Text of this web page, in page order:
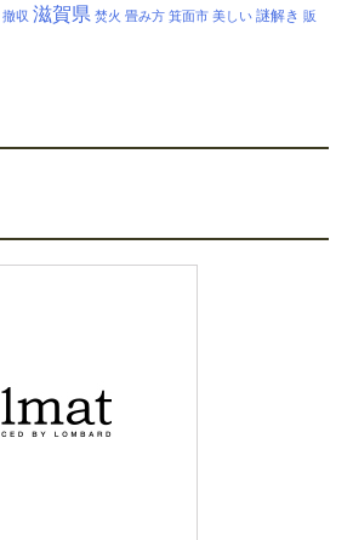
撤収 滋賀県 焚火 畳み方 箕面市 美しい 謎解き 販